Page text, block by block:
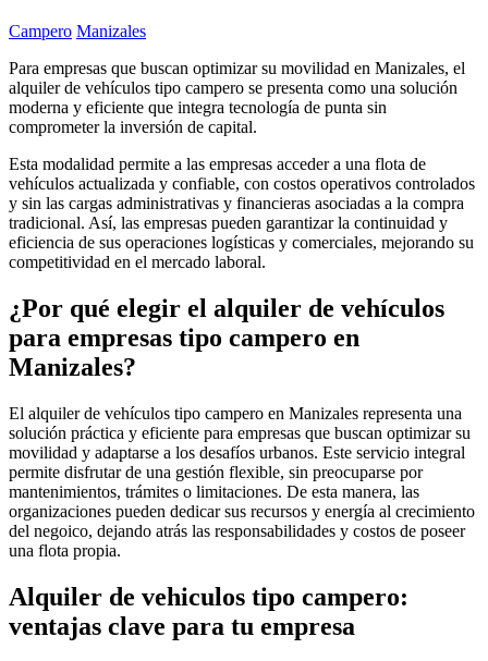
Campero Manizales
Para empresas que buscan optimizar su movilidad en Manizales, el
alquiler de vehículos tipo campero se presenta como una solución
moderna y eficiente que integra tecnología de punta sin
comprometer la inversión de capital.
Esta modalidad permite a las empresas acceder a una flota de
vehículos actualizada y confiable, con costos operativos controlados
y sin las cargas administrativas y financieras asociadas a la compra
tradicional. Así, las empresas pueden garantizar la continuidad y
eficiencia de sus operaciones logísticas y comerciales, mejorando su
competitividad en el mercado laboral.
¿Por qué elegir el alquiler de vehículos
para empresas tipo campero en
Manizales?
El alquiler de vehículos tipo campero en Manizales representa una
solución práctica y eficiente para empresas que buscan optimizar su
movilidad y adaptarse a los desafíos urbanos. Este servicio integral
permite disfrutar de una gestión flexible, sin preocuparse por
mantenimientos, trámites o limitaciones. De esta manera, las
organizaciones pueden dedicar sus recursos y energía al crecimiento
del negoico, dejando atrás las responsabilidades y costos de poseer
una flota propia.
Alquiler de vehiculos tipo campero:
ventajas clave para tu empresa